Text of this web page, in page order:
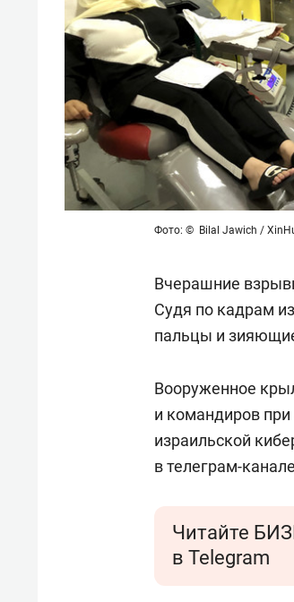
Фото: © Bilal Jawich /
Вчерашние
Судя по кадрам
пальцы и
Вооруженное
и командиров
израильской
в телеграм-
Читайте
в Telegram